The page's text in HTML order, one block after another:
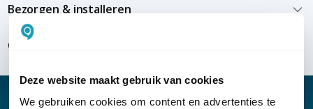
Deze website maakt gebruik van cookies
We gebruiken cookies om content en advertenties te
Bezorgen & installeren
Over KommaGo